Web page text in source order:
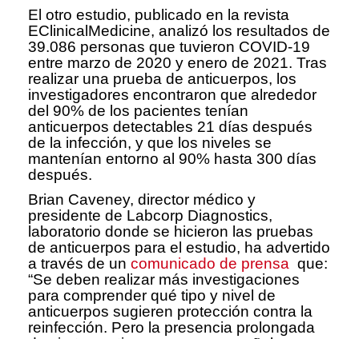
El otro estudio, publicado en la revista
EClinicalMedicine, analizó los resultados de
39.086 personas que tuvieron COVID-19
entre marzo de 2020 y enero de 2021. Tras
realizar una prueba de anticuerpos, los
investigadores encontraron que alrededor
del 90% de los pacientes tenían
anticuerpos detectables 21 días después
de la infección, y que los niveles se
mantenían entorno al 90% hasta 300 días
después.
Brian Caveney, director médico y
presidente de Labcorp Diagnostics,
laboratorio donde se hicieron las pruebas
de anticuerpos para el estudio, ha advertido
a través de un comunicado de prensa que:
“Se deben realizar más investigaciones
para comprender qué tipo y nivel de
anticuerpos sugieren protección contra la
reinfección. Pero la presencia prolongada